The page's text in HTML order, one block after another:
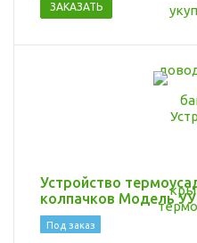
ЗАКАЗАТЬ
Устройство
колпачков Модель
Под заказ